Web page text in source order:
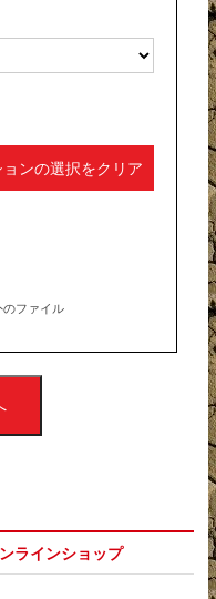
ョンの選択をクリア
のファイル
ラインショップ